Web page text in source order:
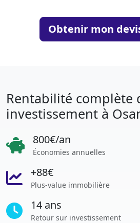
Obtenir mon
Rentabilité complète
investissement à
800€/an
Économies annuelles
+88€
Plus-value immobilière
14 ans
Retour sur investissement